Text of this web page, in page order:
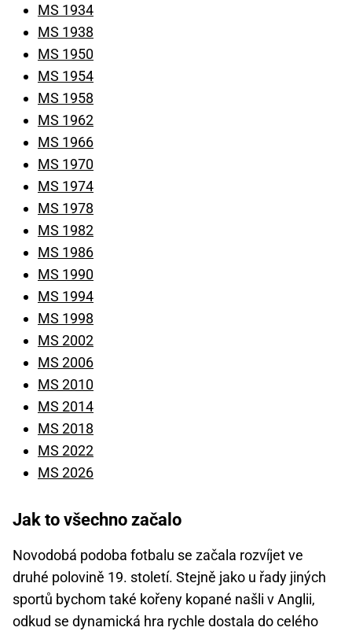
MS 1934
MS 1938
MS 1950
MS 1954
MS 1958
MS 1962
MS 1966
MS 1970
MS 1974
MS 1978
MS 1982
MS 1986
MS 1990
MS 1994
MS 1998
MS 2002
MS 2006
MS 2010
MS 2014
MS 2018
MS 2022
MS 2026
Jak to všechno začalo
Novodobá podoba fotbalu se začala rozvíjet ve
druhé polovině 19. století. Stejně jako u řady jiných
sportů bychom také kořeny kopané našli v Anglii,
odkud se dynamická hra rychle dostala do celého